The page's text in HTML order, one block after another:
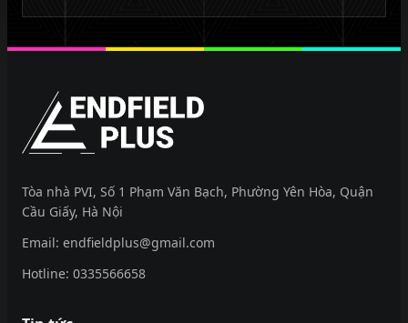
EndfieldPlus
Tòa nhà PVI, Số 1 Phạm Văn Bạch, Phường Yên Hòa, Quận
Cầu Giấy, Hà Nội
Email: endfieldplus@gmail.com
Hotline: 0335566658